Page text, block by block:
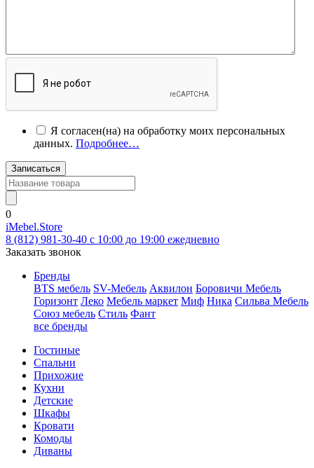
Я согласен(на) на обработку моих персональных
данных. Подробнее…
Записаться
0
iMebel.Store
8 (812) 981-30-40 c 10:00 до 19:00 ежедневно
Заказать звонок
Бренды
BTS мебель SV-Мебель Аквилон Боровичи Мебель
Горизонт Леко Мебель маркет Миф Ника Сильва Мебель
Союз мебель Стиль Фант
все бренды
Гостиные
Спальни
Прихожие
Кухни
Детские
Шкафы
Кровати
Комоды
Диваны